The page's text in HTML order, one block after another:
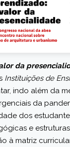
da
Instituições de
indo além da
da
dos
e
à matriz